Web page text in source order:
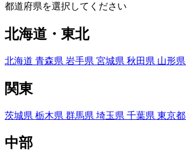
都道府県を選択してください
北海道・東北
北海道 青森県 岩手県 宮城県 秋田県 山形県
関東
茨城県 栃木県 群馬県 埼玉県 千葉県 東京都
中部